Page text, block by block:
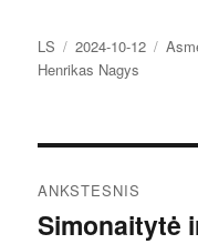
Autorius
LS Paskelbta
2024-10-12
Henrikas Nagys
tarp
ANKSTESNIS
Ankstesnis
Simonaitytė